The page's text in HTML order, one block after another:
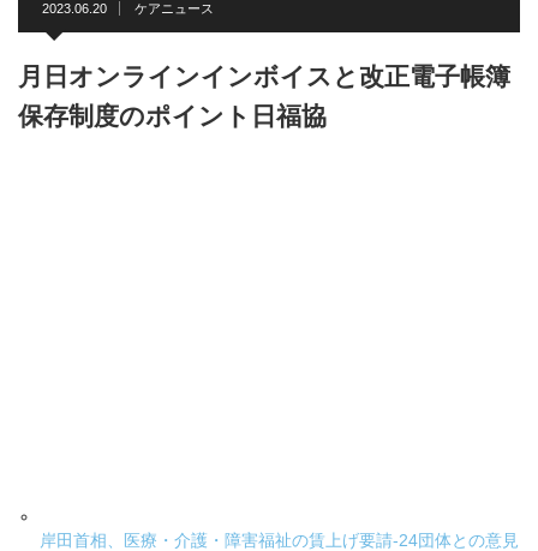
2023.06.20 ケアニュース
月日オンラインインボイスと改正電子帳簿
保存制度のポイント日福協
岸田首相、医療・介護・障害福祉の賃上げ要請-24団体との意見